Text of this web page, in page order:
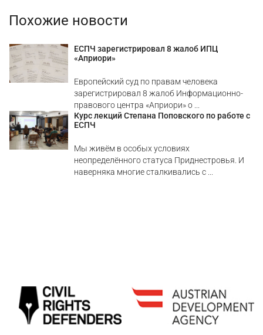
Похожие новости
ЕСПЧ зарегистрировал 8 жалоб ИПЦ
«Априори»
Европейский суд по правам человека
зарегистрировал 8 жалоб Информационно-
правового центра «Априори» о ...
Курс лекций Степана Поповского по работе с
ЕСПЧ
Мы живём в особых условиях
неопределённого статуса Приднестровья. И
наверняка многие сталкивались с ...